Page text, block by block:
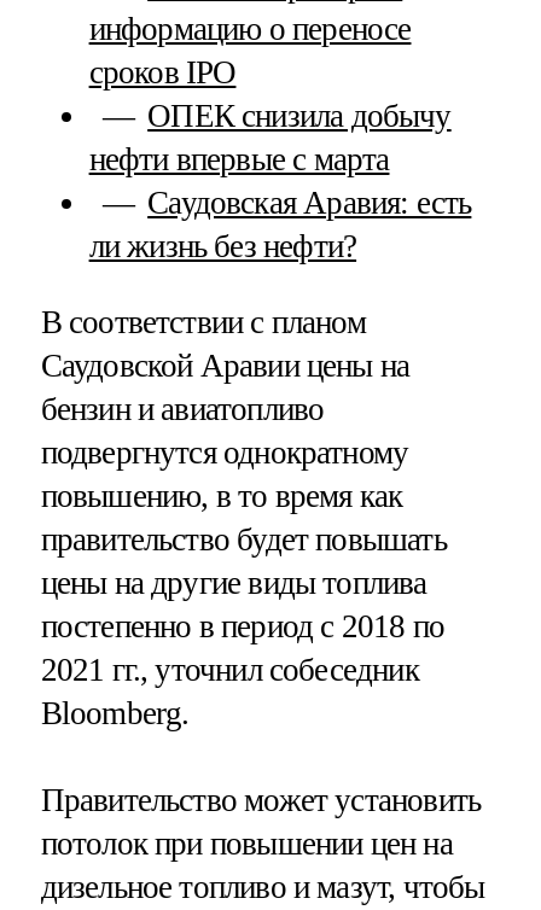
информацию о переносе
сроков IPO
ОПЕК снизила добычу
нефти впервые с марта
Саудовская Аравия: есть
ли жизнь без нефти?
В соответствии с планом
Саудовской Аравии цены на
бензин и авиатопливо
подвергнутся однократному
повышению, в то время как
правительство будет повышать
цены на другие виды топлива
постепенно в период с 2018 по
2021 гг., уточнил собеседник
Bloomberg.
Правительство может установить
потолок при повышении цен на
дизельное топливо и мазут, чтобы